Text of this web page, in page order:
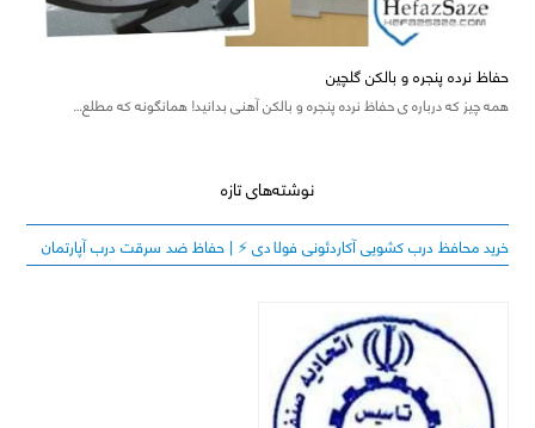
حفاظ نرده پنجره و بالکن گلچین
همه چیز که درباره ی حفاظ نرده پنجره و بالکن آهنی بدانید! همانگونه که مطلع…
نوشته‌های تازه
خرید محافظ درب کشویی آکاردئونی فولادی ⚡️ | حفاظ ضد سرقت درب آپارتمان